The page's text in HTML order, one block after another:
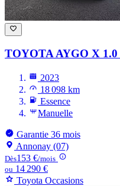
TOYOTA AYGO X
2023
18 098 km
Essence
Manuelle
Garantie 36 mois
Annonay (07)
Dès153 €/mois
ou 14 290 €
Toyota Occasions